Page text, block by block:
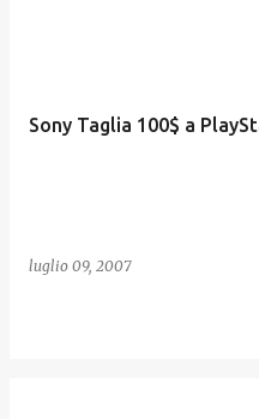
Sony Taglia 100$ a
luglio 09, 2007